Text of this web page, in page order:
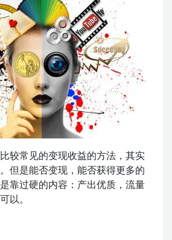
常见的变现收益的方法，其实
但是能否变现，能否获得更多的
靠过硬的内容：产出优质，流量
以。